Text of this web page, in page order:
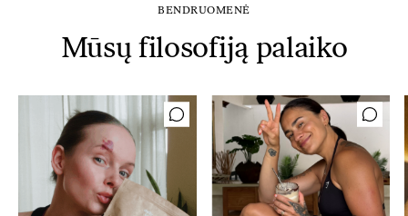
BENDRUOMENĖ
Mūsų filosofiją palaiko